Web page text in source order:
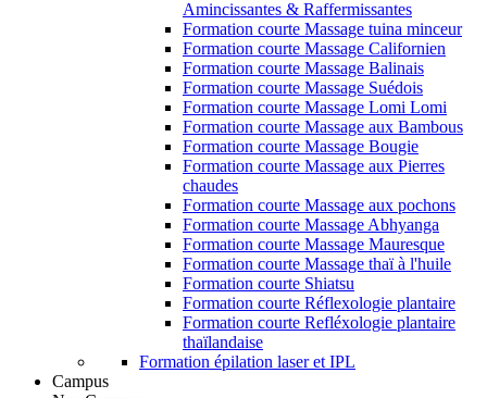
Amincissantes & Raffermissantes
Formation courte Massage tuina minceur
Formation courte Massage Californien
Formation courte Massage Balinais
Formation courte Massage Suédois
Formation courte Massage Lomi Lomi
Formation courte Massage aux Bambous
Formation courte Massage Bougie
Formation courte Massage aux Pierres
chaudes
Formation courte Massage aux pochons
Formation courte Massage Abhyanga
Formation courte Massage Mauresque
Formation courte Massage thaï à l'huile
Formation courte Shiatsu
Formation courte Réflexologie plantaire
Formation courte Refléxologie plantaire
thaïlandaise
Formation épilation laser et IPL
Campus